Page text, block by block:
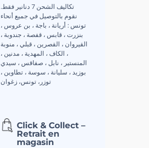
.تكاليف الشحن 7 دنانير فقط
نقوم بالتوصيل في جميع أنحاء
تونس : أريانة ، باجة ، بن عروس ،
بنزرت ، قابس ، قفصة ، جندوبة ،
القيروان ، القصرين ، قبلي ، منوبة
، الكاف ، المهدية ، مدنين ،
المنستير ، نابل ، صفاقس ، سيدي
بوزيد ، سليانة ، سوسة ، تطاوين ،
توزر، تونس، زغوان
Click & Collect –
Retrait en
magasin